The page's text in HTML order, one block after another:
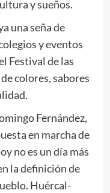
y sueños.
una seña de
y eventos
Festival de las
colores, sabores
Fernández,
en marcha de
no es un día más
la definición de
Huércal-